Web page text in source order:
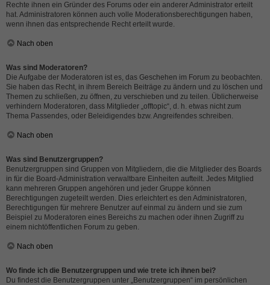
Rechte ihnen ein Gründer des Forums oder ein anderer Administrator erteilt
hat. Administratoren können auch volle Moderationsberechtigungen haben,
wenn ihnen das entsprechende Recht erteilt wurde.
Nach oben
Was sind Moderatoren?
Die Aufgabe der Moderatoren ist es, das Geschehen im Forum zu beobachten.
Sie haben das Recht, in ihrem Bereich Beiträge zu ändern und zu löschen und
Themen zu schließen, zu öffnen, zu verschieben und zu teilen. Üblicherweise
verhindern Moderatoren, dass Mitglieder „offtopic“, d. h. etwas nicht zum
Thema Passendes, oder Beleidigendes bzw. Angreifendes schreiben.
Nach oben
Was sind Benutzergruppen?
Benutzergruppen sind Gruppen von Mitgliedern, die die Mitglieder des Boards
in für die Board-Administration verwaltbare Einheiten aufteilt. Jedes Mitglied
kann mehreren Gruppen angehören und jeder Gruppe können
Berechtigungen zugeteilt werden. Dies erleichtert es den Administratoren,
Berechtigungen für mehrere Benutzer auf einmal zu ändern und sie zum
Beispiel zu Moderatoren eines Bereichs zu machen oder ihnen Zugriff zu
einem nichtöffentlichen Forum zu geben.
Nach oben
Wo finde ich die Benutzergruppen und wie trete ich ihnen bei?
Du findest die Benutzergruppen unter „Benutzergruppen“ im persönlichen